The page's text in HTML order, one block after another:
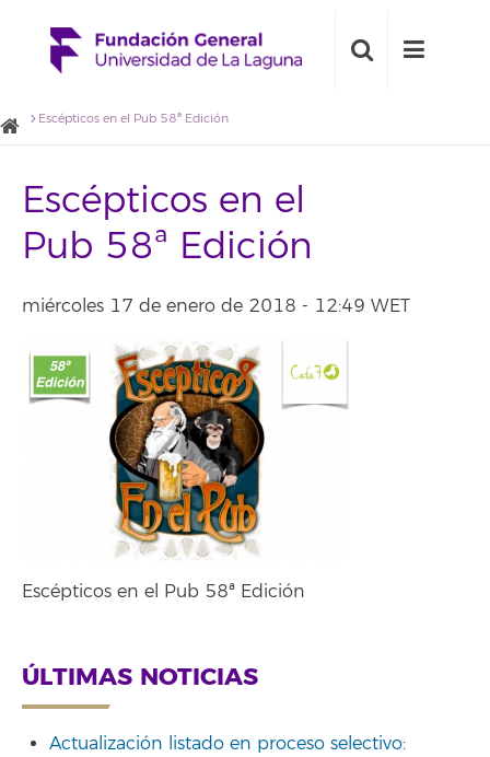
Escépticos en el Pub 58ª Edición
Escépticos en el
Pub 58ª Edición
miércoles 17 de enero de 2018 - 12:49 WET
Escépticos en el Pub 58ª Edición
ÚLTIMAS NOTICIAS
Actualización listado en proceso selectivo: